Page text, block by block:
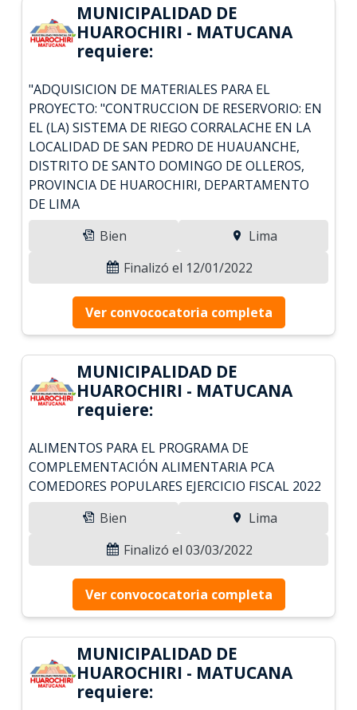
MUNICIPALIDAD DE
HUAROCHIRI - MATUCANA
requiere:
"ADQUISICION DE MATERIALES PARA EL
PROYECTO: "CONTRUCCION DE RESERVORIO: EN
EL (LA) SISTEMA DE RIEGO CORRALACHE EN LA
LOCALIDAD DE SAN PEDRO DE HUAUANCHE,
DISTRITO DE SANTO DOMINGO DE OLLEROS,
PROVINCIA DE HUAROCHIRI, DEPARTAMENTO
DE LIMA
Bien
Lima
Finalizó el 12/01/2022
Ver convococatoria completa
MUNICIPALIDAD DE
HUAROCHIRI - MATUCANA
requiere:
ALIMENTOS PARA EL PROGRAMA DE
COMPLEMENTACIÓN ALIMENTARIA PCA
COMEDORES POPULARES EJERCICIO FISCAL 2022
Bien
Lima
Finalizó el 03/03/2022
Ver convococatoria completa
MUNICIPALIDAD DE
HUAROCHIRI - MATUCANA
requiere: